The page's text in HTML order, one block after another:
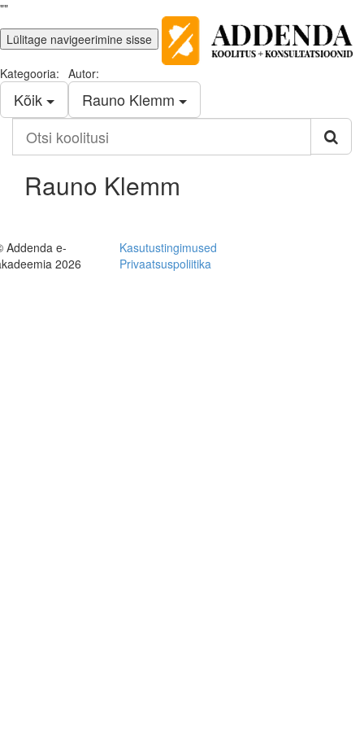
""
Lülitage navigeerimine sisse
Kategooria:
Kõik
Autor:
Rauno Klemm
koolitusi
Rauno Klemm
Addenda e-
2026
Kasutustingimused
Privaatsuspoliitika